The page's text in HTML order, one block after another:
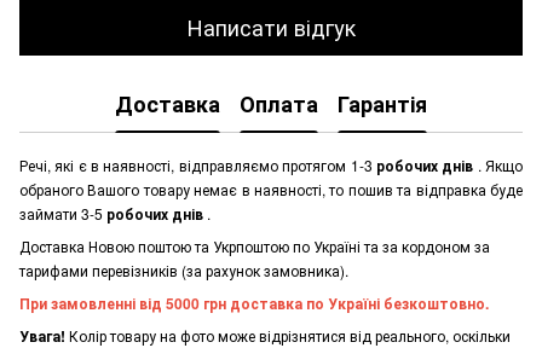
Написати відгук
Доставка Оплата Гарантія
Речі, які є в наявності, відправляємо протягом 1-3 робочих днів . Якщо
обраного Вашого товару немає в наявності, то пошив та відправка буде
займати 3-5 робочих днів .
Доставка Новою поштою та Укрпоштою по Україні та за кордоном за
тарифами перевізників (за рахунок замовника).
При замовленні від 5000 грн доставка по Україні безкоштовно.
Увага! Колір товару на фото може відрізнятися від реального, оскільки